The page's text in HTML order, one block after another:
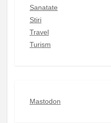
Sanatate
Stiri
Travel
Turism
Mastodon